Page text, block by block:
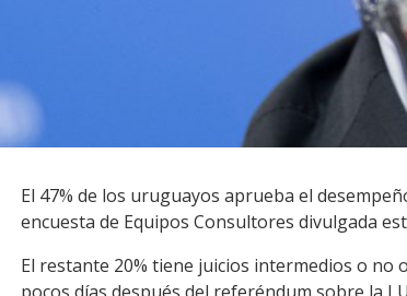
Facebook
El 47% de los uruguayos aprueba el
encuesta de Equipos Consultores divulgada
El restante 20% tiene juicios intermedios o no